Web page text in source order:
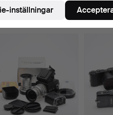
21 bud
inställningar